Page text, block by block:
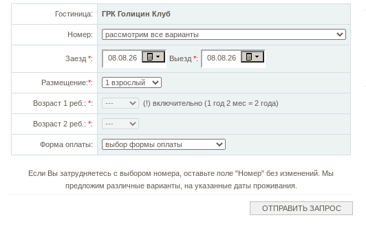
Гостиница: ГРК Голицин Клуб
Номер:
Заезд *: Выезд *:
Размещение:*:
Возраст 1 реб.: *: (!) включительно (1 год 2 мес = 2 года)
Возраст 2 реб.: *:
Форма оплаты:
Если Вы затрудняетесь с выбором номера, оставьте поле "Номер" без изменений. Мы
предложим различные варианты, на указанные даты проживания.